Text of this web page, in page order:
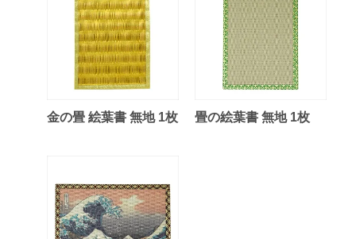
金の畳 絵葉書 無地 1枚 畳の絵葉書 無地 1枚